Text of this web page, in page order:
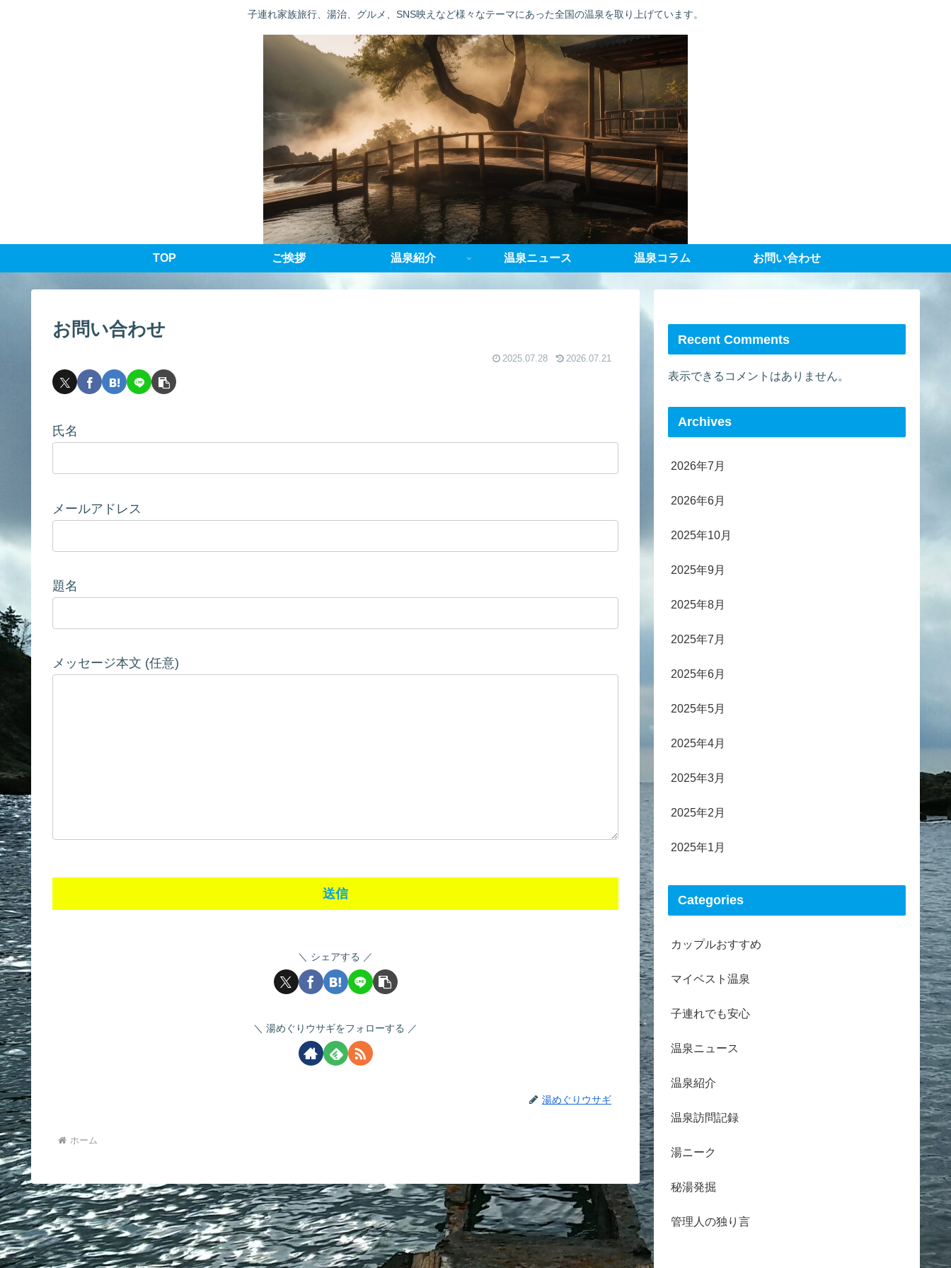
子連れ家族旅行、湯治、グルメ、SNS映えなど様々なテーマにあった全国の温泉を取り上げています。
TOP ご挨拶 温泉紹介 温泉ニュース 温泉コラム お問い合わせ
お問い合わせ
2025.07.28 2026.07.21
氏名
メールアドレス
題名
メッセージ本文 (任意)
シェアする
湯めぐりウサギをフォローする
湯めぐりウサギ
ホーム
Recent Comments
表示できるコメントはありません。
Archives
2026年7月
2026年6月
2025年10月
2025年9月
2025年8月
2025年7月
2025年6月
2025年5月
2025年4月
2025年3月
2025年2月
2025年1月
Categories
カップルおすすめ
マイベスト温泉
子連れでも安心
温泉ニュース
温泉紹介
温泉訪問記録
湯ニーク
秘湯発掘
管理人の独り言